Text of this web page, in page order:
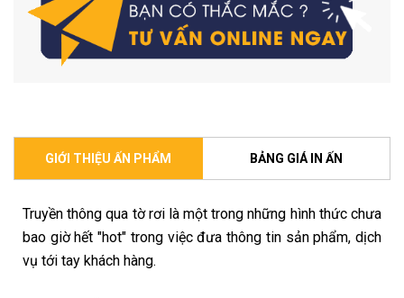
GIỚI THIỆU ẤN PHẨM BẢNG GIÁ IN ẤN
Truyền thông qua tờ rơi là một trong những hình thức chưa
bao giờ hết "hot" trong việc đưa thông tin sản phẩm, dịch
vụ tới tay khách hàng.